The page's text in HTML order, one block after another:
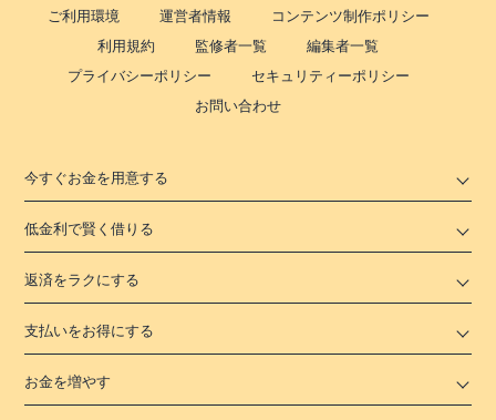
ご利用環境 運営者情報
コンテンツ制作ポリシー
利用規約
監修者一覧
編集者一覧
プライバシーポリシー
セキュリティーポリシー
お問い合わせ
今すぐお金を用意する
低金利で賢く借りる
返済をラクにする
支払いをお得にする
お金を増やす